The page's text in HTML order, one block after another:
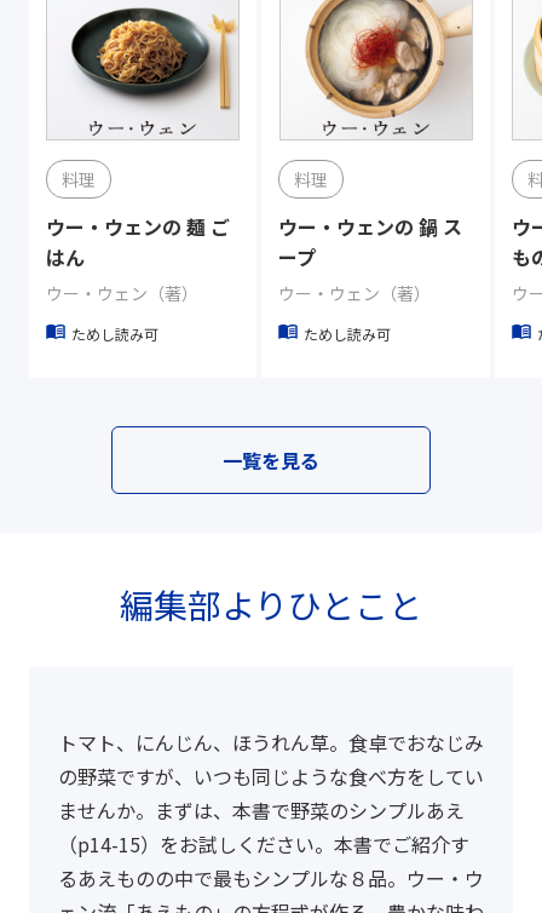
料理
ウー・ウェンの 麺 ご
はん
ウー・ウェン（著）
ためし読み可
料理
ウー・ウェンの 鍋 ス
ープ
ウー・ウェン（著）
ためし読み可
ウ
も
ウ
一覧を見る
編集部よりひとこと
トマト、にんじん、ほうれん草。食卓でおなじみ
の野菜ですが、いつも同じような食べ方をしてい
ませんか。まずは、本書で野菜のシンプルあえ
（p14-15）をお試しください。本書でご紹介す
るあえものの中で最もシンプルな８品。ウー・ウ